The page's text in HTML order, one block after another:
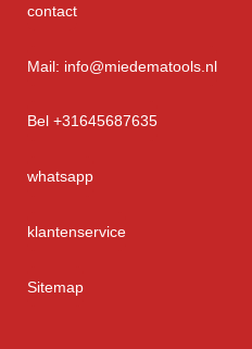
contact
Mail: info@miedematools.nl
Bel +31645687635
whatsapp
klantenservice
Sitemap